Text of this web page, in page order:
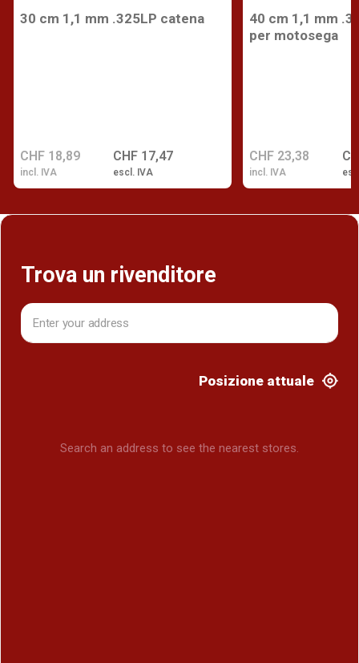
30 cm 1,1 mm .325LP catena
CHF 17,47
escl. IVA
CHF 18,89
incl. IVA
40 cm 1,1 mm
per motosega
CHF 23,38
incl. IVA
Trova un rivenditore
Posizione attuale
Search an address to see the nearest stores.